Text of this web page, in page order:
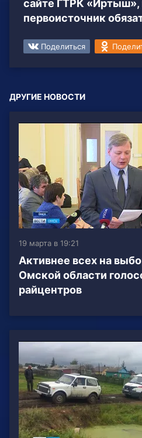
сайте ГТРК «Иртыш»,
первоисточник
Поделиться
ДРУГИЕ НОВОСТИ
19 марта в 19:21
Активнее всех на
Омской области
райцентров